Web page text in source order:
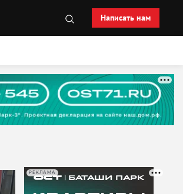
Написать нам
РЕКЛАМА